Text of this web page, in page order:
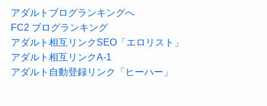
アダルトブログランキングへ
FC2 ブログランキング
アダルト相互リンクSEO「エロリスト」
アダルト相互リンクA-1
アダルト自動登録リンク「ヒーハー」